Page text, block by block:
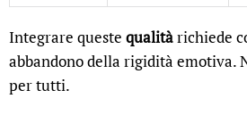
Integrare queste qualitàrichiede
abbandono della rigidità emotiva.
per tutti.